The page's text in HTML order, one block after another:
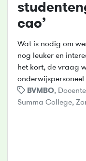
cao’
Wat is nodig om
nog leuker en
het kort, de vraag
onderwijspersoneel
BVMBO,
Summa College,